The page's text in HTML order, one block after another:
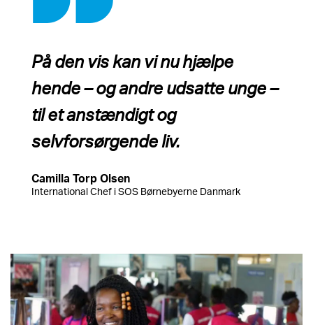
På den vis kan vi nu hjælpe
hende – og andre udsatte unge –
til et anstændigt og
selvforsørgende liv.
Camilla Torp Olsen
International Chef i SOS Børnebyerne Danmark